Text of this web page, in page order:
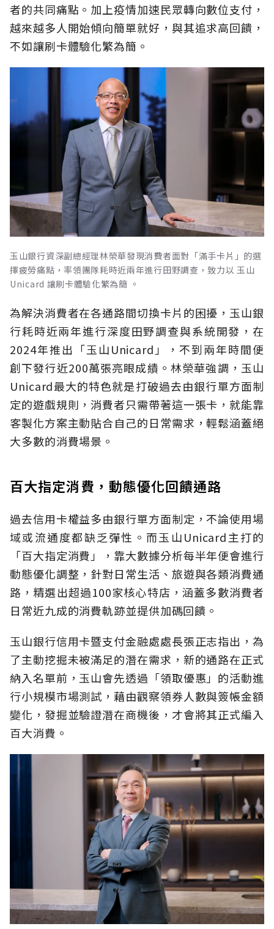
者的共同痛點。加上疫情加速民眾轉向數位支付，
越來越多人開始傾向簡單就好，與其追求高回饋，
不如讓刷卡體驗化繁為簡。
玉山銀行資深副總經理林榮華發現消費者面對「滿手卡片」的選
擇疲勞痛點，率領團隊耗時近兩年進行田野調查，致力以 玉山
Unicard 讓刷卡體驗化繁為簡 。
為解決消費者在各通路間切換卡片的困擾，玉山銀
行耗時近兩年進行深度田野調查與系統開發，在
2024年推出「玉山Unicard」，不到兩年時間便
創下發行近200萬張亮眼成績。林榮華強調，玉山
Unicard最大的特色就是打破過去由銀行單方面制
定的遊戲規則，消費者只需帶著這一張卡，就能靠
客製化方案主動貼合自己的日常需求，輕鬆涵蓋絕
大多數的消費場景。
百大指定消費，動態優化回饋通路
過去信用卡權益多由銀行單方面制定，不論使用場
域或流通度都缺乏彈性。而玉山Unicard主打的
「百大指定消費」，靠大數據分析每半年便會進行
動態優化調整，針對日常生活、旅遊與各類消費通
路，精選出超過100家核心特店，涵蓋多數消費者
日常近九成的消費軌跡並提供加碼回饋。
玉山銀行信用卡暨支付金融處處長張正志指出，為
了主動挖掘未被滿足的潛在需求，新的通路在正式
納入名單前，玉山會先透過「領取優惠」的活動進
行小規模市場測試，藉由觀察領券人數與簽帳金額
變化，發掘並驗證潛在商機後，才會將其正式編入
百大消費。